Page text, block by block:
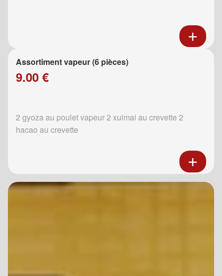
Assortiment vapeur (6 pièces)
9.00 €
2 gyoza au poulet vapeur 2 xuimai au crevette 2
hacao au crevette